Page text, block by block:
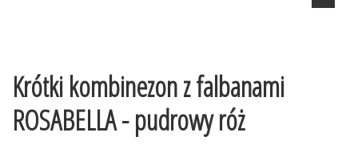
Krótki kombinezon z falbanami
ROSABELLA - pudrowy róż